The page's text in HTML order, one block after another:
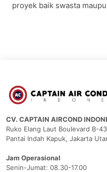
proyek baik swasta
CV. CAPTAIN AIRCOND
Ruko Elang Laut Boulevard B-43
Pantai Indah Kapuk, Jakarta
Jam Operasional
Senin-Jumat: 08.30-17.00